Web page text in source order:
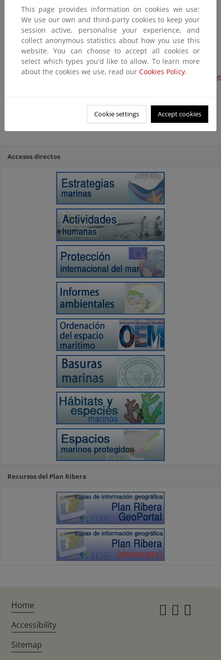
de profundidad.
Actuaciones en el mar
Actuaciones en la costa
Actuaciones en el Parque Nacional Marítimo-Terrestre de
Residuos recogidos en mar y tierra
La neutralización del pecio del Prestige
Accesos directos
Recursos del Plan Ribera
This page provides information on cookies we use:
We use our own and third-party cookies to keep your
session active, personalise your experience, and
collect anonymous statistics about how you use this
website. You can choose to accept all cookies or
select which types you'd like to allow. To learn more
about the cookies we use, read our Cookies Policy.
Cookie settings Accept cookies
Home
Accessibility
Sitemap